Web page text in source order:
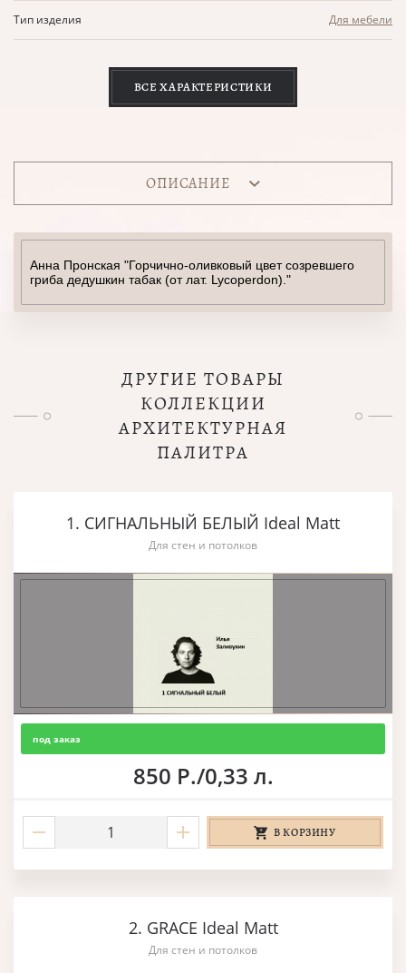
Тип изделия Для мебели
ВСЕ ХАРАКТЕРИСТИКИ
ОПИСАНИЕ
Анна Пронская "Горчично-оливковый цвет созревшего
гриба дедушкин табак (от лат. Lycoperdon)."
ДРУГИЕ ТОВАРЫ
КОЛЛЕКЦИИ
АРХИТЕКТУРНАЯ
ПАЛИТРА
1. СИГНАЛЬНЫЙ БЕЛЫЙ Ideal Matt
Для стен и потолков
под заказ
850 Р./0,33 л.
В КОРЗИНУ
2. GRACE Ideal Matt
Для стен и потолков